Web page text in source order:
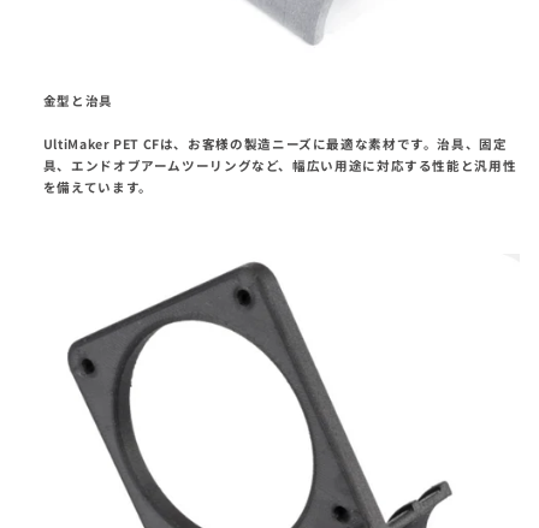
金型と治具
UltiMaker PET CFは、お客様の製造ニーズに最適な素材です。治具、固定
具、エンドオブアームツーリングなど、幅広い用途に対応する性能と汎用性
を備えています。